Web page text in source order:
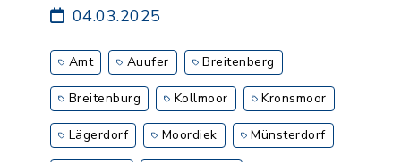
04.03.2025
Amt Auufer Breitenberg
Breitenburg Kollmoor Kronsmoor
Lägerdorf Moordiek Münsterdorf